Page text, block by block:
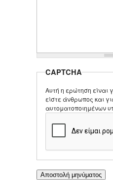
CAPTCHA
Αυτή η ερώτηση είναι
είστε άνθρωπος και
αυτοματοποιημένων